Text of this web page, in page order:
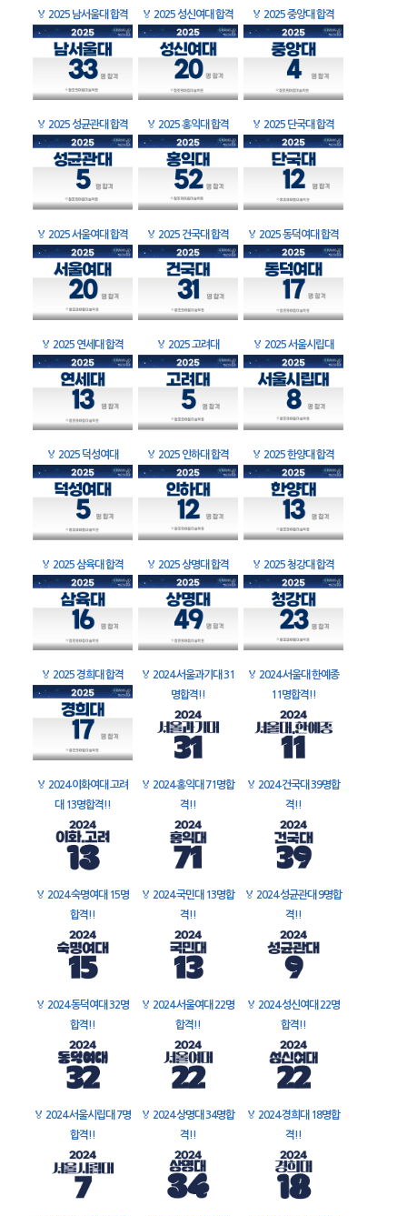
🏅 2025 남서울대 합격 🏅 2025 성신여대 합격 🏅 2025 중앙대 합격
🏅 2025 성균관대 합격 🏅 2025 홍익대 합격 🏅 2025 단국대 합격
🏅 2025 서울여대 합격 🏅 2025 건국대 합격 🏅 2025 동덕여대 합격
🏅 2025 연세대 합격 🏅 2025 고려대 🏅 2025 서울시립대
🏅 2025 덕성여대 🏅 2025 인하대 합격 🏅 2025 한양대 합격
🏅 2025 삼육대 합격 🏅 2025 상명대 합격 🏅 2025 청강대 합격
🏅 2025 경희대 합격 🏅 2024 서울과기대 31
명합격!!
🏅 2024 서울대 한예종
11명합격!!
🏅 2024 이화여대 고려
대 13명합격!!
🏅 2024 홍익대 71명합
격!!
🏅 2024 건국대 39명합
격!!
🏅 2024 숙명여대 15명
합격!!
🏅 2024 국민대 13명합
격!!
🏅 2024 성균관대 9명합
격!!
🏅 2024 동덕여대 32명
합격!!
🏅 2024 서울여대 22명
합격!!
🏅 2024 성신여대 22명
합격!!
🏅 2024 서울시립대 7명
합격!!
🏅 2024 상명대 34명합
격!!
🏅 2024 경희대 18명합
격!!